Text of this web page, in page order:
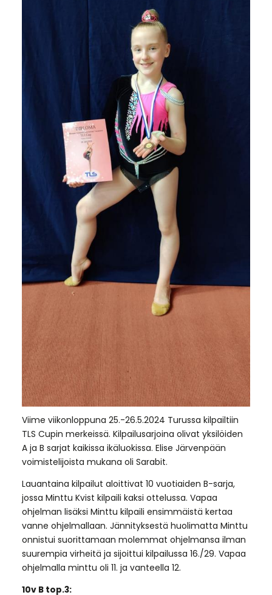
Viime viikonloppuna 25.-26.5.2024 Turussa kilpailtiin
TLS Cupin merkeissä. Kilpailusarjoina olivat yksilöiden
A ja B sarjat kaikissa ikäluokissa. Elise Järvenpään
voimistelijoista mukana oli Sarabit.
Lauantaina kilpailut aloittivat 10 vuotiaiden B-sarja,
jossa Minttu Kvist kilpaili kaksi ottelussa. Vapaa
ohjelman lisäksi Minttu kilpaili ensimmäistä kertaa
vanne ohjelmallaan. Jännityksestä huolimatta Minttu
onnistui suorittamaan molemmat ohjelmansa ilman
suurempia virheitä ja sijoittui kilpailussa 16./29. Vapaa
ohjelmalla minttu oli 11. ja vanteella 12.
10v B top.3: